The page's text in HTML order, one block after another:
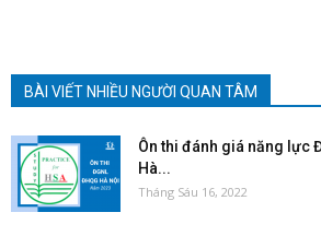
BÀI VIẾT NHIỀU NGƯỜI QUAN TÂM
Ôn thi đánh giá năng lực
Hà...
Tháng Sáu 16, 2022